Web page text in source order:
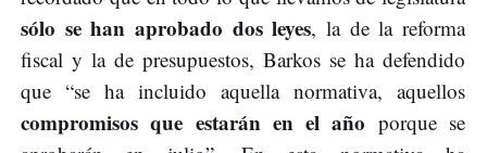
sólo se han aprobado dos leyes, la de la reforma
fiscal y la de presupuestos, Barkos se ha defendido
que “se ha incluido aquella normativa, aquellos
compromisos que estarán en el año porque se